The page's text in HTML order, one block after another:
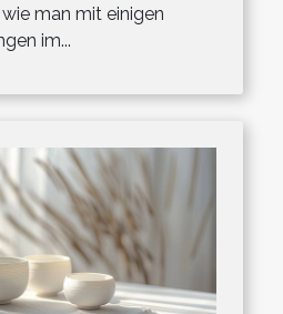
man mit einigen
im...